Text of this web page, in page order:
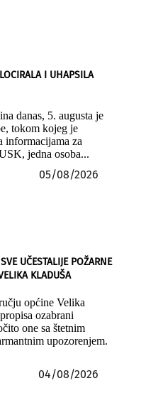
I UHAPSILA
danas, 5. augusta je
tokom kojeg je
informacijama za
jedna osoba...
05/08/2026
UČESTALIJE POŽARNE
KLADUŠA
općine Velika
ozabrani
one sa štetnim
upozorenjem.
04/08/2026